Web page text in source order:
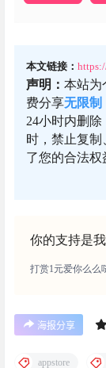
本文链接：
声明： 本站为
费分享无限制
24小时内删
时，禁止复
了您的合法权
你的支持是
打赏1元爱你么么
海报分享
appstore